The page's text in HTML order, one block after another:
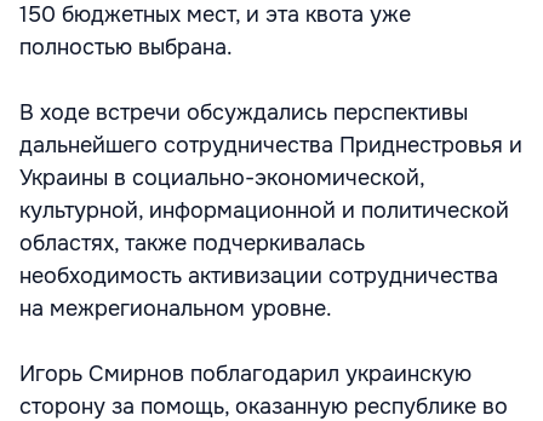
150 бюджетных мест, и эта квота уже
полностью выбрана.
В ходе встречи обсуждались перспективы
дальнейшего сотрудничества Приднестровья и
Украины в социально-экономической,
культурной, информационной и политической
областях, также подчеркивалась
необходимость активизации сотрудничества
на межрегиональном уровне.
Игорь Смирнов поблагодарил украинскую
сторону за помощь, оказанную республике во